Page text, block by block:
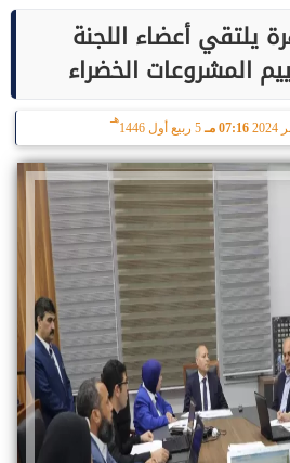
يلتقي أعضاء اللجنة
المشروعات الخضراء
07:16 مـ 5 ربيع أول 1446
هـ